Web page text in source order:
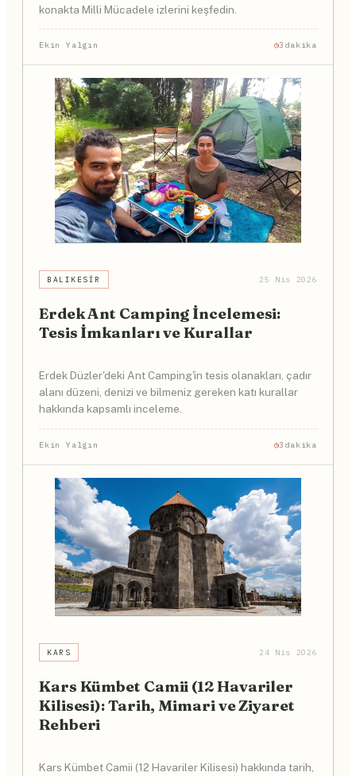
konakta Milli Mücadele izlerini keşfedin.
Ekin Yalgın 3dakika
BALIKESIR 25 Nis 2026
Erdek Ant Camping İncelemesi:
Tesis İmkanları ve Kurallar
Erdek Düzler'deki Ant Camping'in tesis olanakları, çadır
alanı düzeni, denizi ve bilmeniz gereken katı kurallar
hakkında kapsamlı inceleme.
Ekin Yalgın 3dakika
KARS 24 Nis 2026
Kars Kümbet Camii (12 Havariler
Kilisesi): Tarih, Mimari ve Ziyaret
Rehberi
Kars Kümbet Camii (12 Havariler Kilisesi) hakkında tarih,